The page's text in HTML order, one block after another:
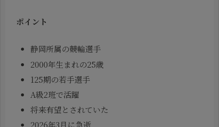
ポイント
静岡所属の競輪選手
2000年生まれの25歳
125期の若手選手
A級2班で活躍
将来有望とされていた